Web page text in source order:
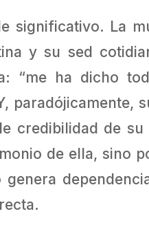
significativo. La
y su sed
“me ha dicho
credibilidad de
de ella, sino